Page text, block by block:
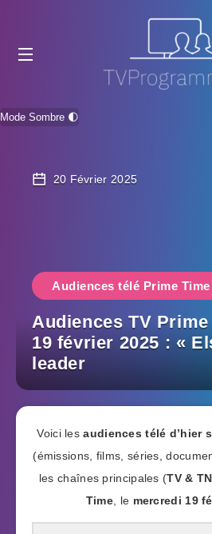
Mode Sombre 🌓
20 Février 2025
Audiences télé Prime Time
Audiences TV
19 février 2025 : «
leader
Voici lesaudiences télé d’hier
(émissions, films, séries,
les chaînes principales (TV &
Time , le mercredi 19